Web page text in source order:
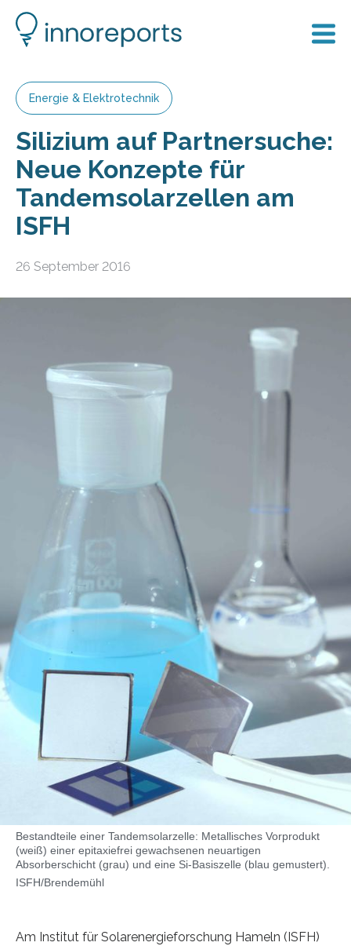
Energie & Elektrotechnik
Silizium auf Partnersuche:
Neue Konzepte für
Tandemsolarzellen am
ISFH
26 September 2016
Bestandteile einer Tandemsolarzelle: Metallisches Vorprodukt
(weiß) einer epitaxiefrei gewachsenen neuartigen
Absorberschicht (grau) und eine Si-Basiszelle (blau gemustert).
ISFH/Brendemühl
Am Institut für Solarenergieforschung Hameln (ISFH)